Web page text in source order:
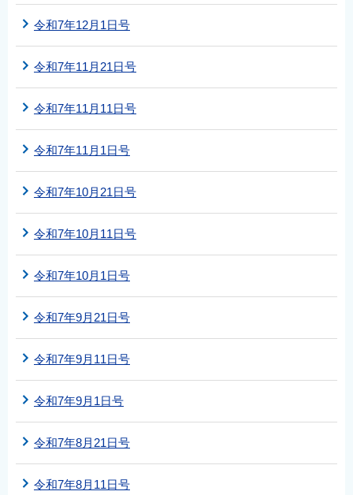
令和7年12月1日号
令和7年11月21日号
令和7年11月11日号
令和7年11月1日号
令和7年10月21日号
令和7年10月11日号
令和7年10月1日号
令和7年9月21日号
令和7年9月11日号
令和7年9月1日号
令和7年8月21日号
令和7年8月11日号